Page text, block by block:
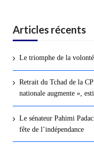
Articles récents
Le triomphe de la
Retrait du Tchad de la
nationale augmente »,
Le sénateur Pahimi
fête de l’indépendance